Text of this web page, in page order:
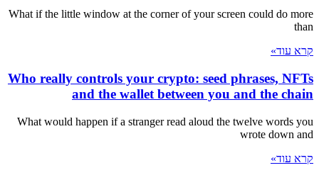
What if the little window at the corner of your screen could do more
than
קרא עוד»
Who really controls your crypto: seed phrases, NFTs
and the wallet between you and the chain
What would happen if a stranger read aloud the twelve words you
wrote down and
קרא עוד»